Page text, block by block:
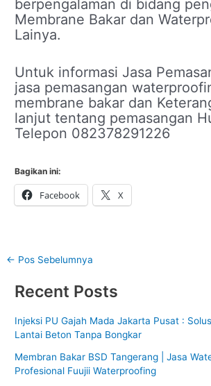
berpengalaman di bidang
Membrane Bakar dan
Lainya.
Untuk informasi Jasa
jasa pemasangan
membrane bakar dan
lanjut tentang pemasangan
Telepon 082378291226
Bagikan ini:
Facebook X
← Pos Sebelumnya
Recent Posts
Injeksi PU Gajah Mada Jakarta Pusat :
Lantai Beton Tanpa Bongkar
Membran Bakar BSD Tangerang | Jasa
Profesional Fuujii Waterproofing